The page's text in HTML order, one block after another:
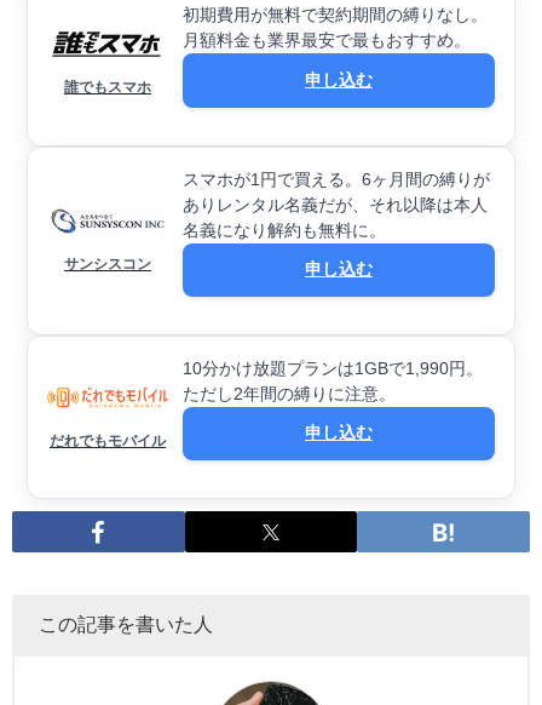
誰でもスマホ
初期費用が無料で契約期間の縛りなし。
月額料金も業界最安で最もおすすめ。
申し込む
サンシスコン
スマホが1円で買える。6ヶ月間の縛りが
ありレンタル名義だが、それ以降は本人
名義になり解約も無料に。
申し込む
だれでもモバイル
10分かけ放題プランは1GBで1,990円。
ただし2年間の縛りに注意。
申し込む
この記事を書いた人